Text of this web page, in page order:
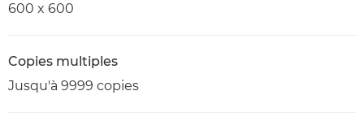
600 x 600
Copies multiples
Jusqu'à 9999 copies